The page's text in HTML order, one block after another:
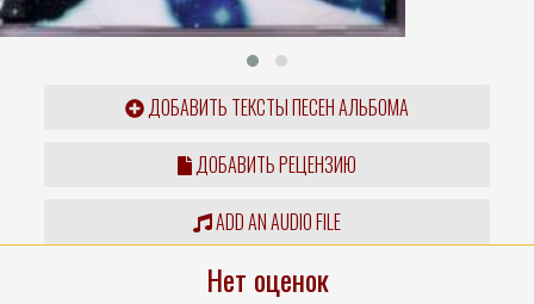
ДОБАВИТЬ ТЕКСТЫ ПЕСЕН АЛЬБОМА
ДОБАВИТЬ РЕЦЕНЗИЮ
ADD AN AUDIO FILE
Нет оценок